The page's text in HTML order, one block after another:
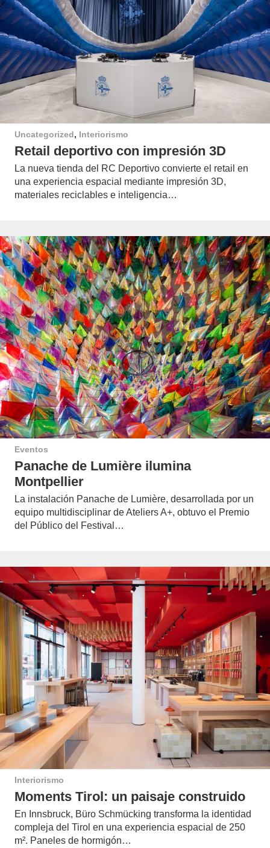
Uncategorized, Interiorismo
Retail deportivo con impresión 3D
La nueva tienda del RC Deportivo convierte el retail en
una experiencia espacial mediante impresión 3D,
materiales reciclables e inteligencia…
Eventos
Panache de Lumière ilumina
Montpellier
La instalación Panache de Lumière, desarrollada por un
equipo multidisciplinar de Ateliers A+, obtuvo el Premio
del Público del Festival…
Interiorismo
Moments Tirol: un paisaje construido
En Innsbruck, Büro Schmücking transforma la identidad
compleja del Tirol en una experiencia espacial de 250
m². Paneles de hormigón…